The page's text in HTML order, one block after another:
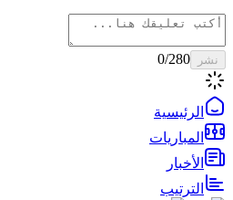
نشر 0/280
الرئيسية
المباريات
الأخبار
الترتيب